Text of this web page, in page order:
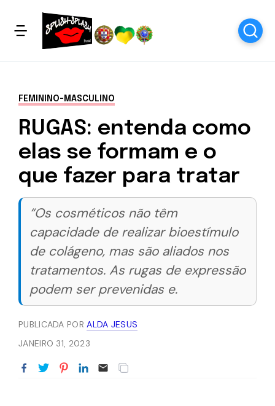
FEMININO-MASCULINO
RUGAS: entenda como
elas se formam e o
que fazer para tratar
“Os cosméticos não têm
capacidade de realizar bioestímulo
de colágeno, mas são aliados nos
tratamentos. As rugas de expressão
podem ser prevenidas e.
PUBLICADA PORALDA JESUS
JANEIRO 31, 2023